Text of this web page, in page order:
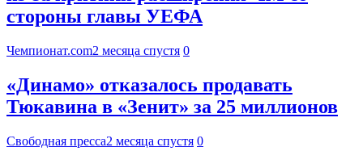
стороны главы УЕФА
Чемпионат.com2 месяца спустя 0
«Динамо» отказалось продавать
Тюкавина в «Зенит» за 25 миллионов
Свободная пресса2 месяца спустя 0